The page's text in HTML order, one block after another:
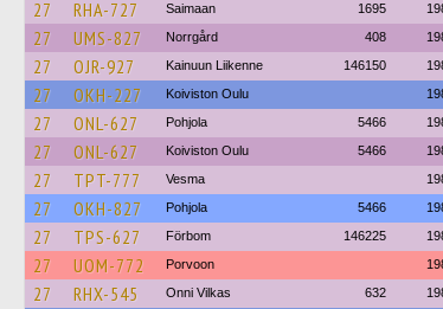
27 RHA-727 Saimaan 1695
27 UMS-827 Norrgård 408
27 OJR-927 Kainuun Liikenne 146150
27 OKH-227 Koiviston Oulu
27 ONL-627 Pohjola 5466
27 ONL-627 Koiviston Oulu 5466
27 TPT-777 Vesma
27 OKH-827 Pohjola 5466
27 TPS-627 Förbom 146225
27 UOM-772 Porvoon
27 RHX-545 Onni Vilkas 632